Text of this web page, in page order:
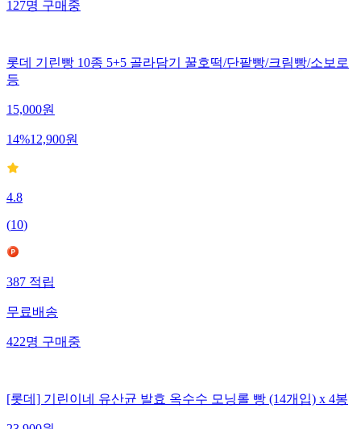
127명구매중
롯데 기린빵 10종 5+5 골라담기 꿀호떡/단팥빵/크림빵/소보로
등
15,000원
14%12,900원
4.8
(10)
387적립
무료배송
422명구매중
[롯데] 기린이네 유산균 발효 옥수수 모닝롤 빵 (14개입) x 4봉